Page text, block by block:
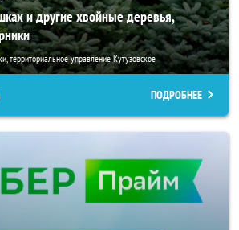
и другие хвойные деревья,
территориальное управление Кутузовское
ПОДРОБНЕЕ